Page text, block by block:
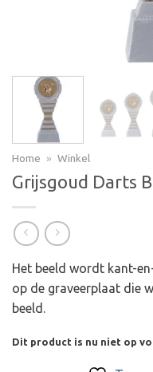
Home » Winkel
Grijsgoud Darts
Het beeld wordt kant-
op de graveerplaat die
beeld.
Dit product is nu niet op